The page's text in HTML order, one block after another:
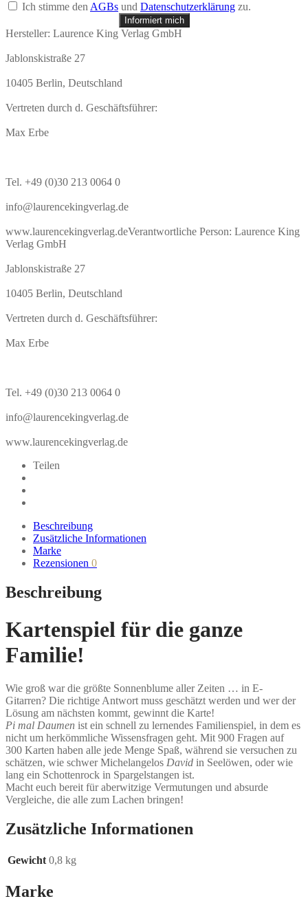
Ich stimme den AGBs und Datenschutzerklärung zu.
Informiert mich
Hersteller: Laurence King Verlag GmbH
Jablonskistraße 27
10405 Berlin, Deutschland
Vertreten durch d. Geschäftsführer:
Max Erbe
Tel. +49 (0)30 213 0064 0
info@laurencekingverlag.de
www.laurencekingverlag.deVerantwortliche Person: Laurence King
Verlag GmbH
Jablonskistraße 27
10405 Berlin, Deutschland
Vertreten durch d. Geschäftsführer:
Max Erbe
Tel. +49 (0)30 213 0064 0
info@laurencekingverlag.de
www.laurencekingverlag.de
Teilen
Beschreibung
Zusätzliche Informationen
Marke
Rezensionen 0
Beschreibung
Kartenspiel für die ganze
Familie!
Wie groß war die größte Sonnenblume aller Zeiten … in E-
Gitarren? Die richtige Antwort muss geschätzt werden und wer der
Lösung am nächsten kommt, gewinnt die Karte!
Pi mal Daumen ist ein schnell zu lernendes Familienspiel, in dem es
nicht um herkömmliche Wissensfragen geht. Mit 900 Fragen auf
300 Karten haben alle jede Menge Spaß, während sie versuchen zu
schätzen, wie schwer Michelangelos David in Seelöwen, oder wie
lang ein Schottenrock in Spargelstangen ist.
Macht euch bereit für aberwitzige Vermutungen und absurde
Vergleiche, die alle zum Lachen bringen!
Zusätzliche Informationen
Gewicht 0,8 kg
Marke